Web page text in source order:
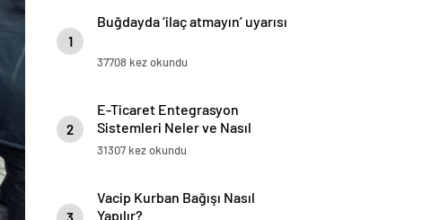
1
Buğdayda ‘ilaç atmayın’ uyarısı
37708 kez okundu
2
E-Ticaret Entegrasyon
Sistemleri Neler ve Nasıl
Yapılır?
31307 kez okundu
Vacip Kurban Bağışı Nasıl
Yapılır?